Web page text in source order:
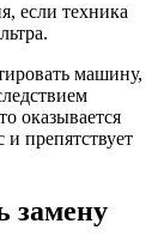
если техника
машину,
оказывается
препятствует
замену